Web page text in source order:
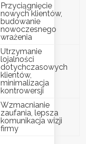
Przyciągnięcie
nowych klientów,
budowanie
nowoczesnego
wrażenia
Utrzymanie
lojalności
dotychczasowych
klientów,
minimalizacja
kontrowersji
Wzmacnianie
zaufania, lepsza
komunikacja wizji
firmy